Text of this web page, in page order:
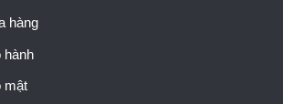
hàng
hành
mật